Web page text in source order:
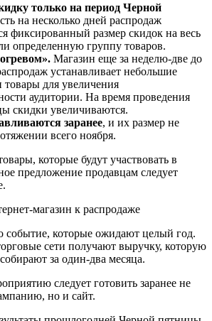
только на период Черной
на несколько дней распродаж
фиксированный размер скидок на весь
определенную группу товаров.
Магазин еще за неделю-две до
устанавливает небольшие
товары для увеличения
аудитории. На время проведения
скидки увеличиваются.
заранее, и их размер не
всего ноября.
которые будут участвовать в
предложение продавцам следует
магазин к распродаже
событие, которые ожидают целый год.
сети получают выручку, которую
за один-два месяца.
следует готовить заранее не
но и сайт.